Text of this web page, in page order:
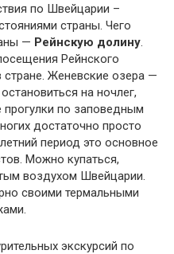
по Швейцарии –
страны. Чего
— Рейнскую долину.
Рейнского
Женевские озера —
на ночлег,
по заповедным
достаточно просто
период это основное
Можно купаться,
воздухом Швейцарии.
своими термальными
экскурсий по